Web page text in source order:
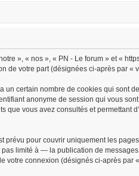
», « nos », « PN - Le forum » et «
de votre part (désignées ci-après par «
un certain nombre de cookies qui sont
anonyme de session qui vous
vous avez consultés et permettant
prévu pour couvrir uniquement les
limité à — la publication de
votre connexion (désignés ci-après par